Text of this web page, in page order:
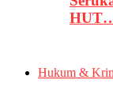
Hukum &